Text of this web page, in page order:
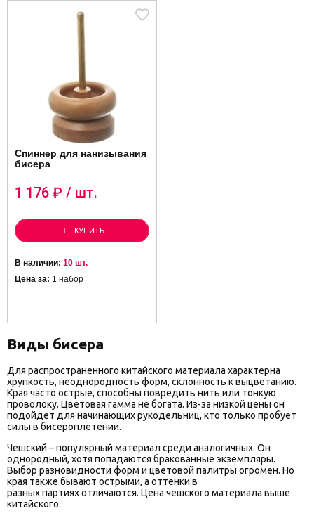
Спиннер для нанизывания
бисера
1 176 ₽ / шт.
КУПИТЬ
В наличии: 10 шт.
Цена за: 1 набор
Виды бисера
Для распространенного китайского материала характерна
хрупкость, неоднородность форм, склонность к выцветанию.
Края часто острые, способны повредить нить или тонкую
проволоку. Цветовая гамма не богата. Из-за низкой цены он
подойдет для начинающих рукодельниц, кто только пробует
силы в бисероплетении.
Чешский – популярный материал среди аналогичных. Он
однородный, хотя попадаются бракованные экземпляры.
Выбор разновидности форм и цветовой палитры огромен. Но
края также бывают острыми, а оттенки в
разных партиях отличаются. Цена чешского материала выше
китайского.